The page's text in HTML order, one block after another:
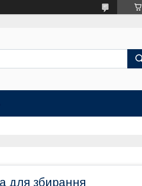
для збирання